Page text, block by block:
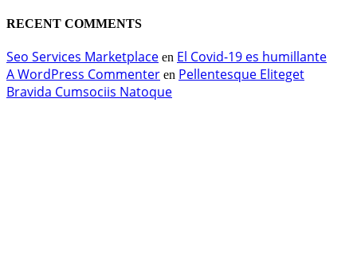
RECENT COMMENTS
Seo Services Marketplace en El Covid-19 es humillante
A WordPress Commenter en Pellentesque Eliteget
Bravida Cumsociis Natoque